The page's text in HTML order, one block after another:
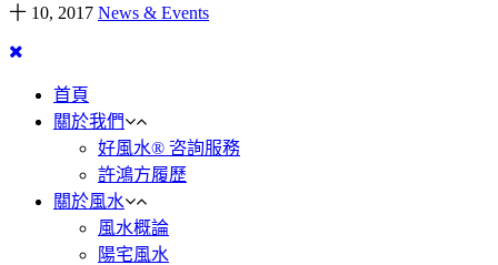
十 10, 2017 News & Events
首頁
關於我們
好風水® 咨詢服務
許鴻方履歷
關於風水
風水概論
陽宅風水